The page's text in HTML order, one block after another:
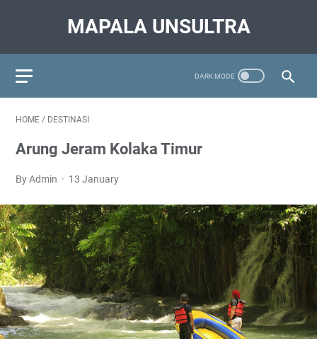
MAPALA UNSULTRA
HOME / DESTINASI
Arung Jeram Kolaka Timur
By Admin 13 January